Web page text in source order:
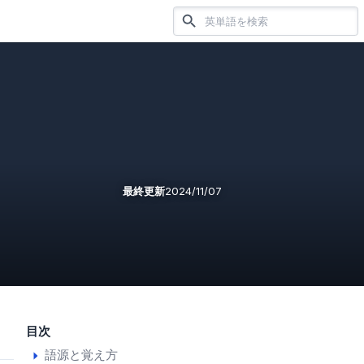
最終更新2024/11/07
目次
語源と覚え方